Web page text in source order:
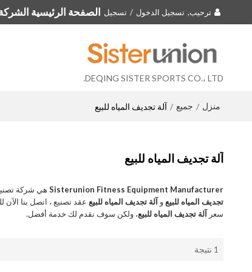
ترحيب, تسجيل الدخول / تسجيل الصفحة الرئيسية
DEQING SISTER SPORTS CO.، LTD.
منزل / جميع / آلة تجديف المياه للبيع
آلة تجديف المياه للبيع
Sisterunion Fitness Equipment Manufacturerهي شركة
تجديف المياه للبيع وآلة تجديف المياه للبيع عقد تصنيع ، اتصل بنا
سعرآلة تجديف المياه للبيع، ولكن سوف نقدم لك خدمة أفضل.
1 نتيجة